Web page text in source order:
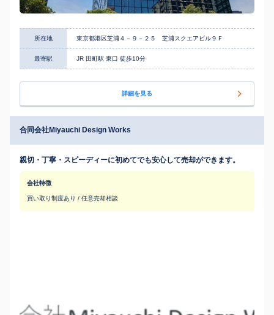
所在地 東京都港区芝浦４－９－２５ 芝浦スクエアビル９Ｆ
最寄駅 JR 田町駅 東口 徒歩10分
詳細を見る
合同会社Miyauchi Design Works
親切・丁寧・スピーディーに初めてでも安心して売却ができます。
会社特徴
買い取り制度あり / 任意売却相談